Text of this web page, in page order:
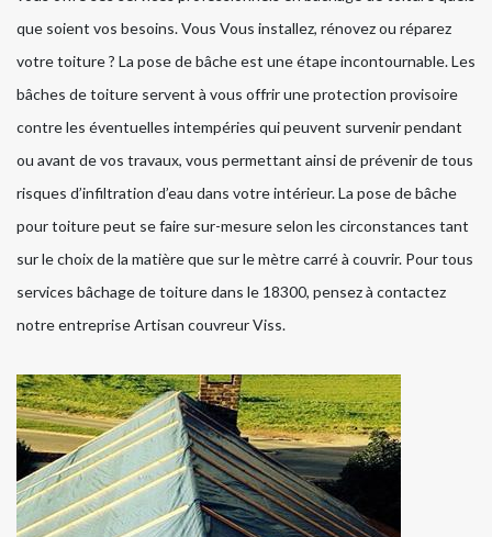
que soient vos besoins. Vous Vous installez, rénovez ou réparez
votre toiture ? La pose de bâche est une étape incontournable. Les
bâches de toiture servent à vous offrir une protection provisoire
contre les éventuelles intempéries qui peuvent survenir pendant
ou avant de vos travaux, vous permettant ainsi de prévenir de tous
risques d’infiltration d’eau dans votre intérieur. La pose de bâche
pour toiture peut se faire sur-mesure selon les circonstances tant
sur le choix de la matière que sur le mètre carré à couvrir. Pour tous
services bâchage de toiture dans le 18300, pensez à contactez
notre entreprise Artisan couvreur Viss.